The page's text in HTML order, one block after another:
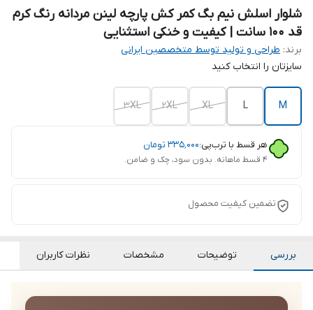
شلوار اسلش نیم بگ کمر کش پارچه لینن مردانه رنگ کرم
قد 100 سانت | کیفیت و خنکی استثنایی
برند: طراحی و تولید توسط متخصصین ایرانی
سایزتان را انتخاب کنید
M
L
XL
2XL
3XL
هر قسط با ترب‌پی:۳۳۵٬۰۰۰ تومان
۴ قسط ماهانه. بدون سود، چک و ضامن.
تضمین کیفیت محصول
بررسی توضیحات مشخصات نظرات کاربران